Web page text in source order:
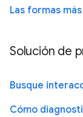
Las formas
Solución de
Busque
Cómo